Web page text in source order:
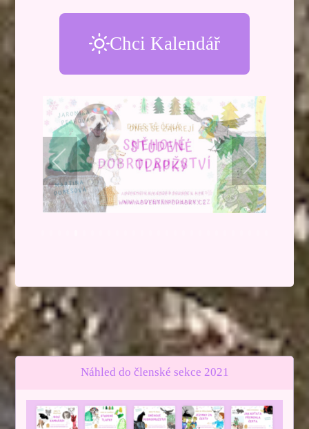
Chci Kalendář
Náhled do členské sekce 2021